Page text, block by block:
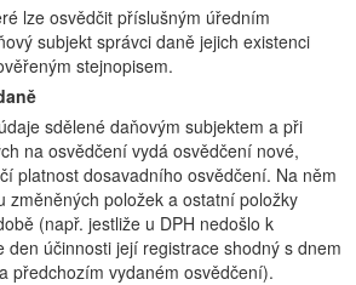
lze osvědčit příslušným úředním
subjekt správci daně jejich existenci
stejnopisem.
sdělené daňovým subjektem a při
na osvědčení vydá osvědčení nové,
platnost dosavadního osvědčení. Na něm
změněných položek a ostatní položky
(např. jestliže u DPH nedošlo k
den účinnosti její registrace shodný s dnem
předchozím vydaném osvědčení).